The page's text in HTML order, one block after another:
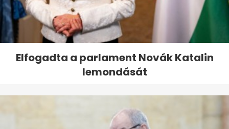
Elfogadta a parlament Novák Katalin
lemondását